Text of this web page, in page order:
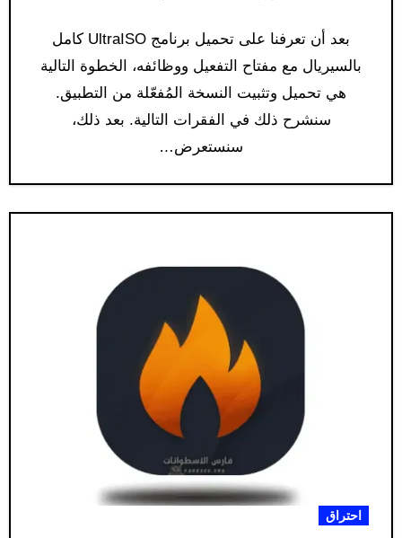
بعد أن تعرفنا على تحميل برنامج UltraISO كامل
بالسيريال مع مفتاح التفعيل ووظائفه، الخطوة التالية
هي تحميل وتثبيت النسخة المُفعّلة من التطبيق.
سنشرح ذلك في الفقرات التالية. بعد ذلك،
سنستعرض…
احتراق